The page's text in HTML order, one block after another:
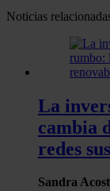
sección de
de cookies.
el contenido y
sociales y
información
web, quienes
Noticias
La
cambia
redes
Sandra